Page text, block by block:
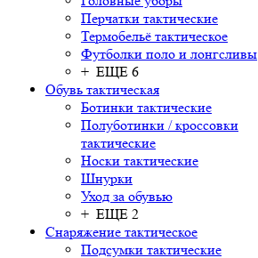
Перчатки тактические
Термобельё тактическое
Футболки поло и лонгсливы
+ ЕЩЕ 6
Обувь тактическая
Ботинки тактические
Полуботинки / кроссовки
тактические
Носки тактические
Шнурки
Уход за обувью
+ ЕЩЕ 2
Снаряжение тактическое
Подсумки тактические